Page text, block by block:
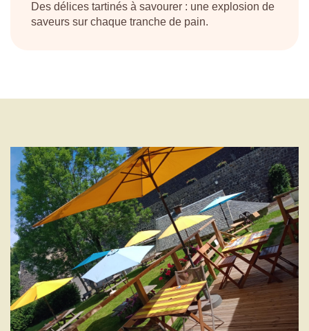
Des délices tartinés à savourer : une explosion de
saveurs sur chaque tranche de pain.